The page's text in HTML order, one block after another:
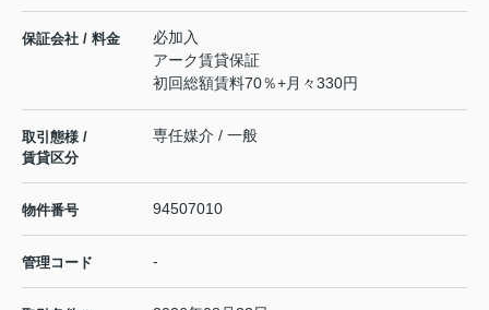
保証会社 / 料金
必加入
アーク賃貸保証
初回総額賃料70％+月々330円
取引態様 /
賃貸区分
専任媒介 / 一般
物件番号 94507010
管理コード -